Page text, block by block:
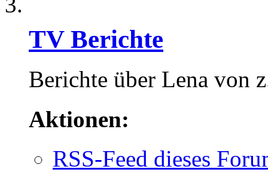
TV Berichte
Berichte über Lena von
Aktionen:
RSS-Feed dieses